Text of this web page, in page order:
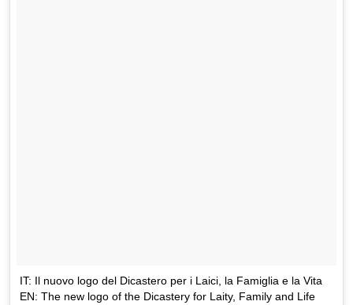
IT: Il nuovo logo del Dicastero per i Laici, la Famiglia e la Vita
EN: The new logo of the Dicastery for Laity, Family and Life